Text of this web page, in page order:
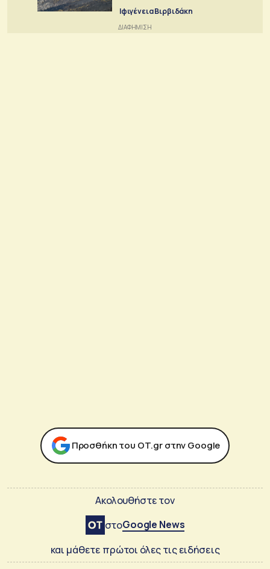
Ιφιγένεια Βιρβιδάκη
Προσθήκη του ΟΤ.gr στην Google
Ακολουθήστε τον
στοGoogle News
και μάθετε πρώτοι όλες τις ειδήσεις